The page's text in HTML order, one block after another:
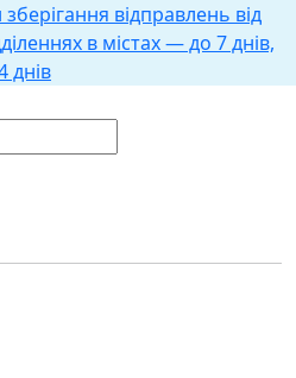
відправлень від
в містах — до 7 днів,
днів